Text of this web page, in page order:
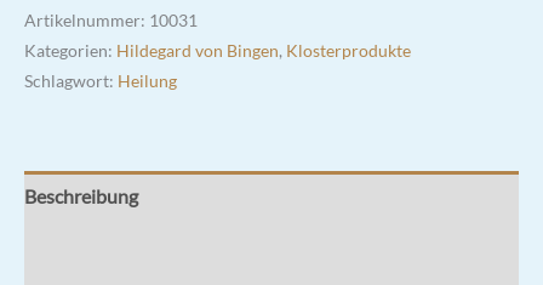
Artikelnummer: 10031
Kategorien: Hildegard von Bingen, Klosterprodukte
Schlagwort: Heilung
Beschreibung